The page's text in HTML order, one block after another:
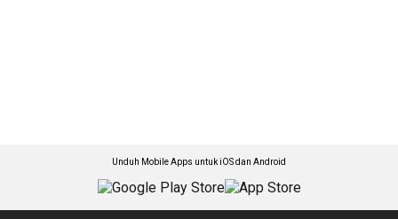
Unduh Mobile Apps untuk iOS dan Android